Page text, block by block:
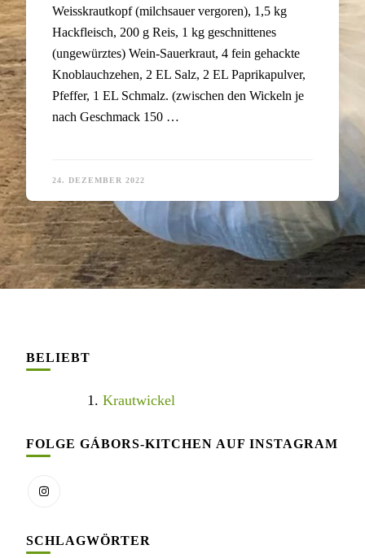
Weisskrautkopf (milchsauer vergoren), 1,5 kg
Hackfleisch, 200 g Reis, 1 kg geschnittenes
(ungewürztes) Wein-Sauerkraut, 4 fein gehackte
Knoblauchzehen, 2 EL Salz, 2 EL Paprikapulver,
Pfeffer, 1 EL Schmalz. (zwischen den Wickeln je
nach Geschmack 150 …
24. DEZEMBER 2022
BELIEBT
Krautwickel
FOLGE GÁBORS-KITCHEN AUF INSTAGRAM
SCHLAGWÖRTER